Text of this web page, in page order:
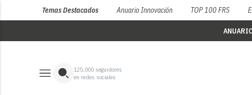
Temas Destacados Anuario Innovación TOP 100 FRS
125,000 seguidores
en redes sociales